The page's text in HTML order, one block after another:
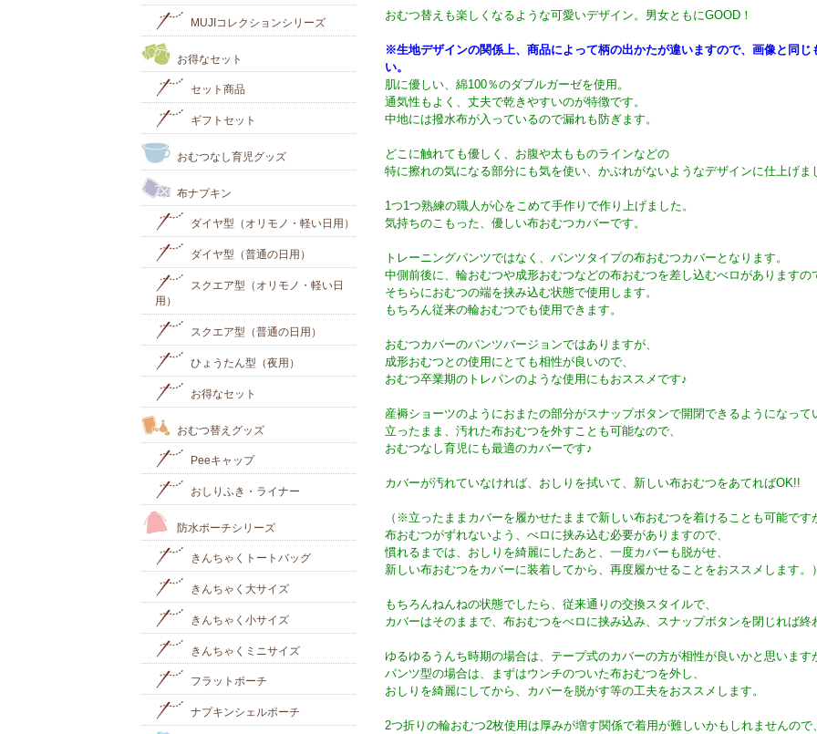
おむつ替えも楽しくなるような可愛いデザイン。男女ともにGOOD！
※生地デザインの関係上、商品によって柄の出かたが違いますので、画像と同
い。
肌に優しい、綿100％のダブルガーゼを使用。
通気性もよく、丈夫で乾きやすいのが特徴です。
中地には撥水布が入っているので漏れも防ぎます。
どこに触れても優しく、お腹や太もものラインなどの
特に擦れの気になる部分にも気を使い、かぶれがないようなデザインに仕上げま
1つ1つ熟練の職人が心をこめて手作りで作り上げました。
気持ちのこもった、優しい布おむつカバーです。
トレーニングパンツではなく、パンツタイプの布おむつカバーとなります。
中側前後に、輪おむつや成形おむつなどの布おむつを差し込むべロがありますの
そちらにおむつの端を挟み込む状態で使用します。
もちろん従来の輪おむつでも使用できます。
おむつカバーのパンツバージョンではありますが、
成形おむつとの使用にとても相性が良いので、
おむつ卒業期のトレパンのような使用にもおススメです♪
産褥ショーツのようにおまたの部分がスナップボタンで開閉できるようになって
立ったまま、汚れた布おむつを外すことも可能なので、
おむつなし育児にも最適のカバーです♪
カバーが汚れていなければ、おしりを拭いて、新しい布おむつをあてればOK!!
（※立ったままカバーを履かせたままで新しい布おむつを着けることも可能です
布おむつがずれないよう、べロに挟み込む必要がありますので、
慣れるまでは、おしりを綺麗にしたあと、一度カバーも脱がせ、
新しい布おむつをカバーに装着してから、再度履かせることをおススメします。）
もちろんねんねの状態でしたら、従来通りの交換スタイルで、
カバーはそのままで、布おむつをべロに挟み込み、スナップボタンを閉じれば終
ゆるゆるうんち時期の場合は、テープ式のカバーの方が相性が良いかと思います
パンツ型の場合は、まずはウンチのついた布おむつを外し、
おしりを綺麗にしてから、カバーを脱がす等の工夫をおススメします。
2つ折りの輪おむつ2枚使用は厚みが増す関係で着用が難しいかもしれませんので、
MUJIコレクションシリーズ
お得なセット
セット商品
ギフトセット
おむつなし育児グッズ
布ナプキン
ダイヤ型（オリモノ・軽い日用）
ダイヤ型（普通の日用）
スクエア型（オリモノ・軽い日
用）
スクエア型（普通の日用）
ひょうたん型（夜用）
お得なセット
おむつ替えグッズ
Peeキャップ
おしりふき・ライナー
防水ポーチシリーズ
きんちゃくトートバッグ
きんちゃく大サイズ
きんちゃく小サイズ
きんちゃくミニサイズ
フラットポーチ
ナプキンシェルポーチ